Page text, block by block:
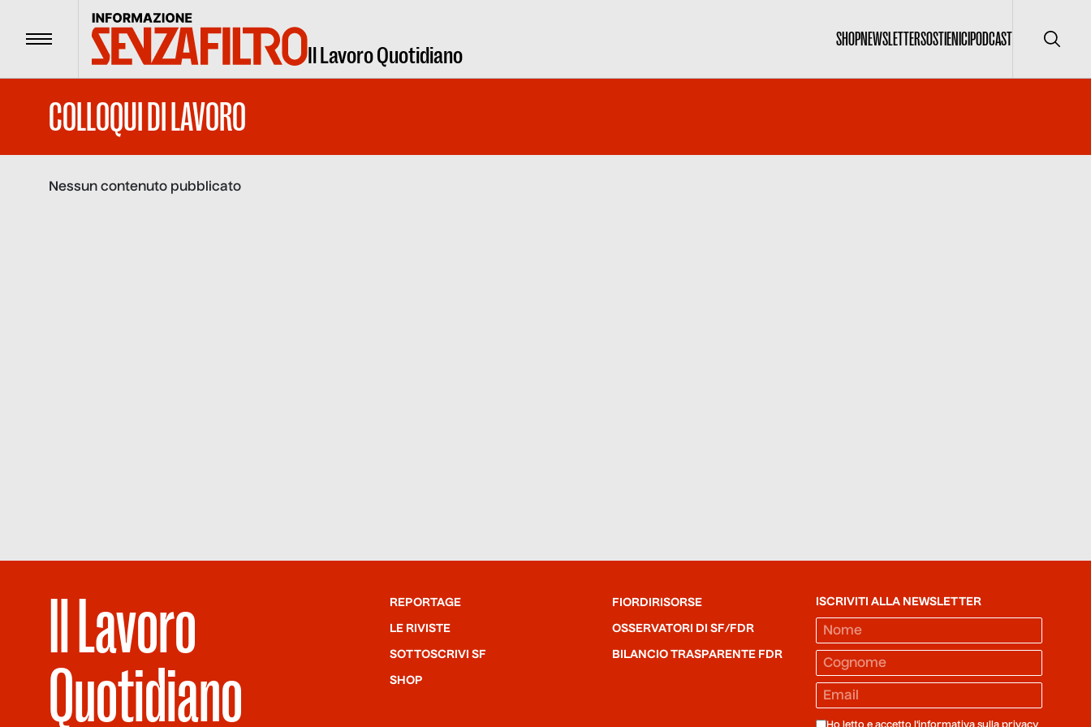
Menu Il Lavoro Quotidiano
SHOPNEWSLETTERSOSTIENICIPODCAST Cerca
COLLOQUI DI LAVORO
Nessun contenuto pubblicato
Il Lavoro
Quotidiano
REPORTAGE
LE RIVISTE
SOTTOSCRIVI SF
SHOP
FIORDIRISORSE
OSSERVATORI DI SF/FDR
BILANCIO TRASPARENTE FDR
ISCRIVITI ALLA NEWSLETTER